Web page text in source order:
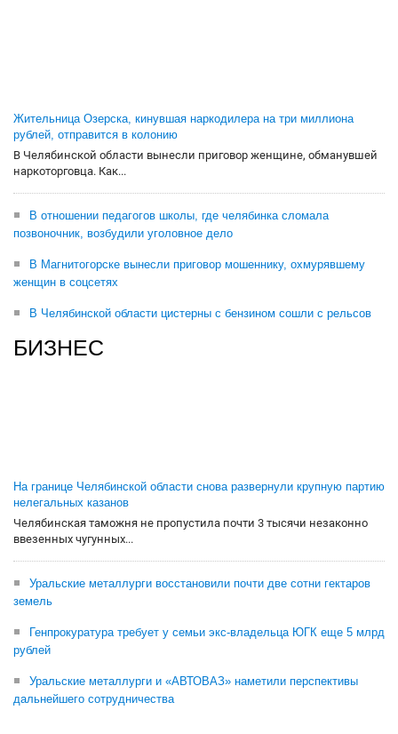
Жительница Озерска, кинувшая наркодилера на три миллиона
рублей, отправится в колонию
В Челябинской области вынесли приговор женщине, обманувшей
наркоторговца. Как...
В отношении педагогов школы, где челябинка сломала
позвоночник, возбудили уголовное дело
В Магнитогорске вынесли приговор мошеннику, охмурявшему
женщин в соцсетях
В Челябинской области цистерны с бензином сошли с рельсов
БИЗНЕС
На границе Челябинской области снова развернули крупную партию
нелегальных казанов
Челябинская таможня не пропустила почти 3 тысячи незаконно
ввезенных чугунных...
Уральские металлурги восстановили почти две сотни гектаров
земель
Генпрокуратура требует у семьи экс-владельца ЮГК еще 5 млрд
рублей
Уральские металлурги и «АВТОВАЗ» наметили перспективы
дальнейшего сотрудничества